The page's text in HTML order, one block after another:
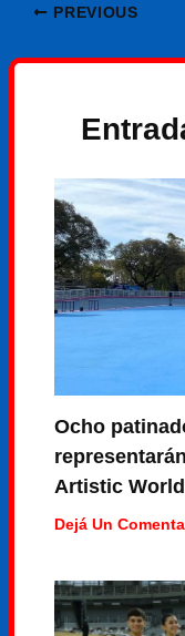
PREVIOUS
Ocho
Artistic
Dejá Un